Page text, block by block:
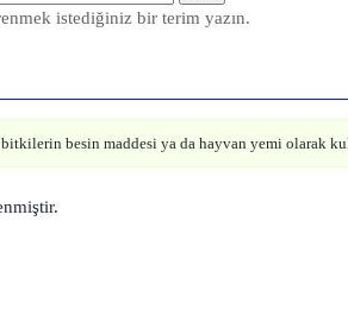
istediğiniz bir terim yazın.
besin maddesi ya da hayvan yemi olarak